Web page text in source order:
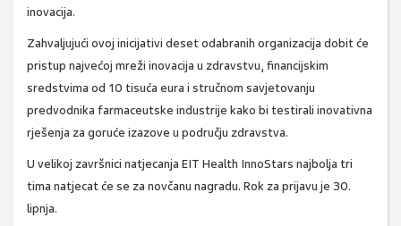
inovacija.
Zahvaljujući ovoj inicijativi deset odabranih organizacija dobit će
pristup najvećoj mreži inovacija u zdravstvu, financijskim
sredstvima od 10 tisuća eura i stručnom savjetovanju
predvodnika farmaceutske industrije kako bi testirali inovativna
rješenja za goruće izazove u području zdravstva.
U velikoj završnici natjecanja EIT Health InnoStars najbolja tri
tima natjecat će se za novčanu nagradu. Rok za prijavu je 30.
lipnja.